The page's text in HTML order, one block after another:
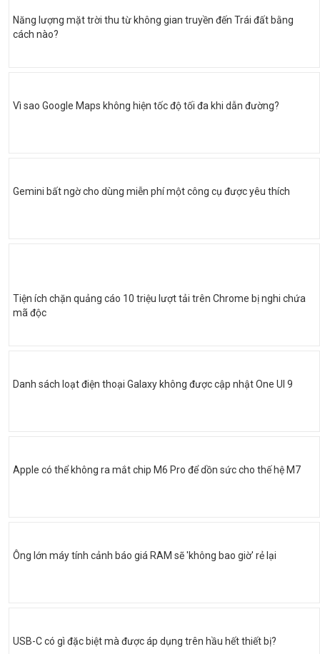
Năng lượng mặt trời thu từ không gian truyền đến Trái đất bằng
cách nào?
Vì sao Google Maps không hiện tốc độ tối đa khi dẫn đường?
Gemini bất ngờ cho dùng miễn phí một công cụ được yêu thích
Tiện ích chặn quảng cáo 10 triệu lượt tải trên Chrome bị nghi chứa
mã độc
Danh sách loạt điện thoại Galaxy không được cập nhật One UI 9
Apple có thể không ra mắt chip M6 Pro để dồn sức cho thế hệ M7
Ông lớn máy tính cảnh báo giá RAM sẽ 'không bao giờ' rẻ lại
USB-C có gì đặc biệt mà được áp dụng trên hầu hết thiết bị?